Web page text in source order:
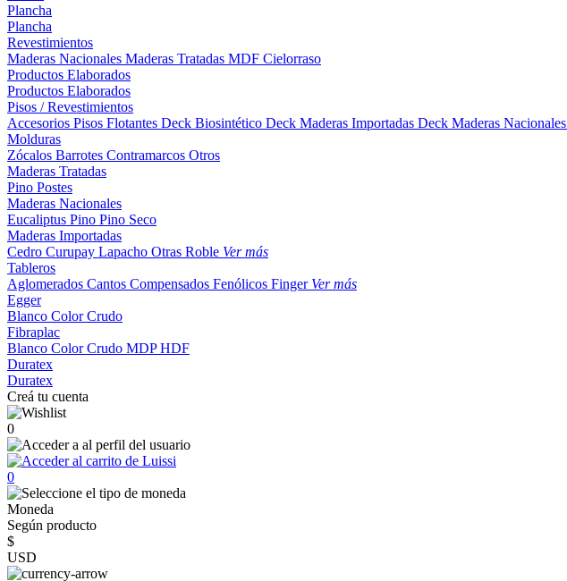
Plancha
Plancha
Revestimientos
Maderas Nacionales Maderas Tratadas MDF Cielorraso
Productos Elaborados
Productos Elaborados
Pisos / Revestimientos
Accesorios Pisos Flotantes Deck Biosintético Deck Maderas Importadas Deck Maderas Nacionales
Molduras
Zócalos Barrotes Contramarcos Otros
Maderas Tratadas
Pino Postes
Maderas Nacionales
Eucaliptus Pino Pino Seco
Maderas Importadas
Cedro Curupay Lapacho Otras Roble Ver más
Tableros
Aglomerados Cantos Compensados Fenólicos Finger Ver más
Egger
Blanco ColorCrudo
Fibraplac
Blanco ColorCrudo MDPHDF
Duratex
Duratex
Creá tu cuenta
0
0
Moneda
Según producto
$
USD